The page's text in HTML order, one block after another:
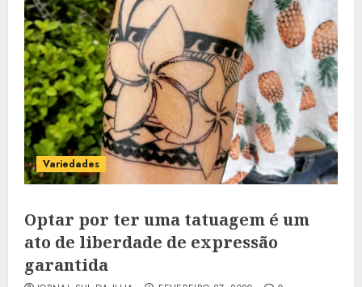
Variedades
Optar por ter uma tatuagem é um
ato de liberdade de expressão
garantida